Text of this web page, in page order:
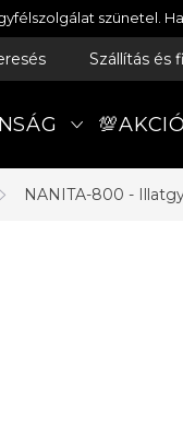
szünetel.
Szállítás és
💯AKCIÓ
NANITA-800 -